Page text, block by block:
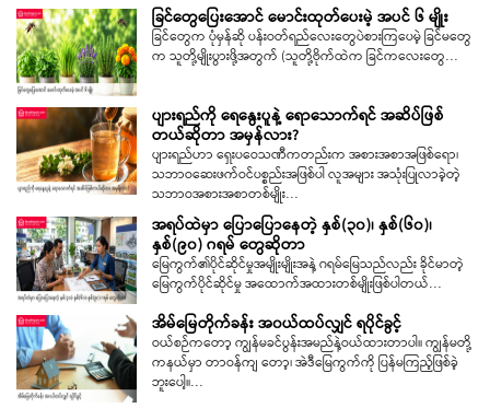
ခြင်တွေပြေးအောင် မောင်းထုတ်ပေးမဲ့ အပင် ၆ မျိုး
ခြင်တွေက ပုံမှန်ဆို ပန်းဝတ်ရည်လေးတွေပဲစားကြပေမဲ့ ခြင်မတွေ
က သူတို့မျိုးပွားဖို့အတွက် (သူတို့ဗိုက်ထဲက ခြင်ကလေးတွေ…
ပျားရည်ကို ရေနွေးပူနဲ့ ရောသောက်ရင် အဆိပ်ဖြစ်
တယ်ဆိုတာ အမှန်လား?
ပျားရည်ဟာ ရှေးပဝေသဏီကတည်းက အစားအစာအဖြစ်ရော၊
သဘာဝဆေးဖက်ဝင်ပစ္စည်းအဖြစ်ပါ လူအများ အသုံးပြုလာခဲ့တဲ့
သဘာဝအစားအစာတစ်မျိုး…
အရပ်ထဲမှာ ပြောပြောနေတဲ့ နှစ်(၃၀)၊ နှစ်(၆၀)၊
နှစ်(၉၀) ဂရမ် တွေဆိုတာ
မြေကွက်၏ပိုင်ဆိုင်မှုအမျိုးမျိုးအနဲ့ ဂရမ်မြေသည်လည်း ခိုင်မာတဲ့
မြေကွက်ပိုင်ဆိုင်မှု အထောက်အထားတစ်မျိုး​​ဖြစ်ပါတယ်…
အိမ်မြေတိုက်ခန်း အ၀ယ်ထပ်လျှင် ရပိုင်ခွင့်
ဝယ်စဉ်ကတော့ ကျွန်မခင်ပွန်းအမည်နဲ့ဝယ်ထားတာပါ။ ကျွန်မတို့
ကနယ်မှာ တာဝန်ကျ တော့၊ အဲဒီမြေကွက်ကို ပြန်မကြည့်ဖြစ်ခဲ့
ဘူးပေါ့။…